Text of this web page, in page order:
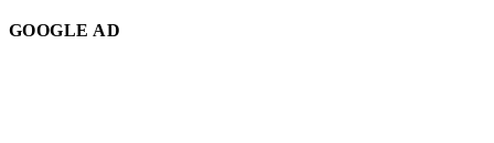
GOOGLE AD